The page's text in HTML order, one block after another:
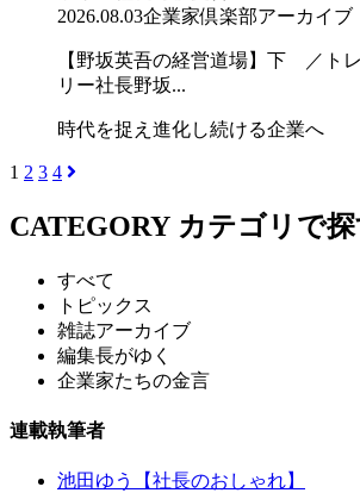
2026.08.03企業家倶楽部アーカイブ
【野坂英吾の経営道場】下 ／ト
リー社長野坂...
時代を捉え進化し続ける企業へ
1 2 3 4
CATEGORY カテゴリで
すべて
トピックス
雑誌アーカイブ
編集長がゆく
企業家たちの金言
連載執筆者
池田ゆう【社長のおしゃれ】